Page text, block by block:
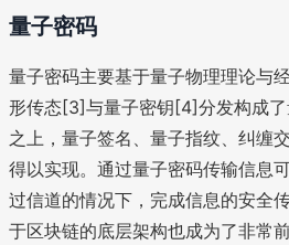
量子密码
量子密码主要基于量子物理理论与
形传态[3]与量子密钥[4]分发构成
之上，量子签名、量子指纹、纠缠
得以实现。通过量子密码传输信息
过信道的情况下，完成信息的安全
于区块链的底层架构也成为了非常